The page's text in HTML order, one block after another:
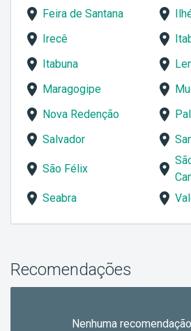
Feira de Santana
Irecê
Itabuna
Maragogipe
Nova Redenção
Salvador
São Félix
Seabra
Recomendações
Nenhuma